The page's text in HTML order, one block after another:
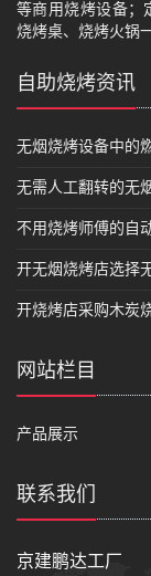
等商用烧烤设备；
烧烤桌、烧烤火锅
自助烧烤资讯
无烟烧烤设备中的
无需人工翻转的无
不用烧烤师傅的自
开无烟烧烤店选择
开烧烤店采购木炭
网站栏目
产品展示
联系我们
京建鹏达工厂